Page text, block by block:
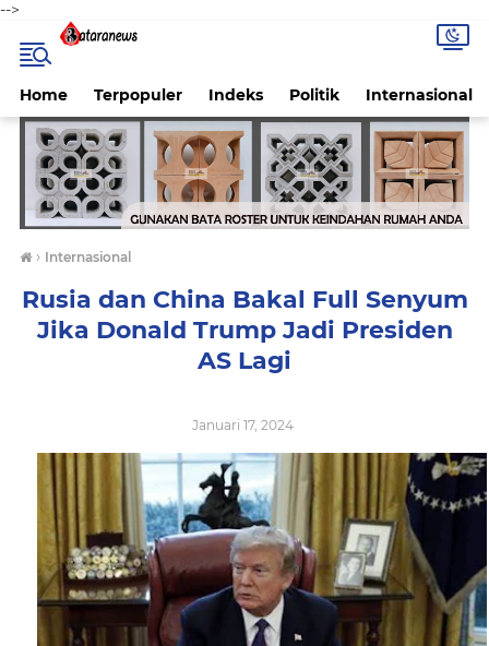
-->
Home Terpopuler Indeks Politik Internasional
› Internasional
Rusia dan China Bakal Full Senyum
Jika Donald Trump Jadi Presiden
AS Lagi
Januari 17, 2024